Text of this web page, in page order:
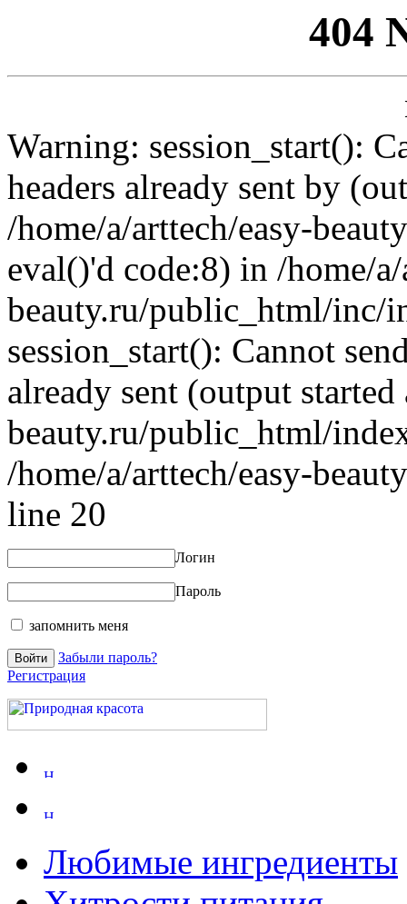
404
Warning: session_start():
headers already sent by
/home/a/arttech/easy-
eval()'d code:8) in /home/
beauty.ru/public_html/inc/
session_start(): Cannot
already sent (output
beauty.ru/public_html/
/home/a/arttech/easy-
line 20
Логин
Пароль
запомнить меня
Забыли пароль?
Регистрация
Любимые ингредиенты